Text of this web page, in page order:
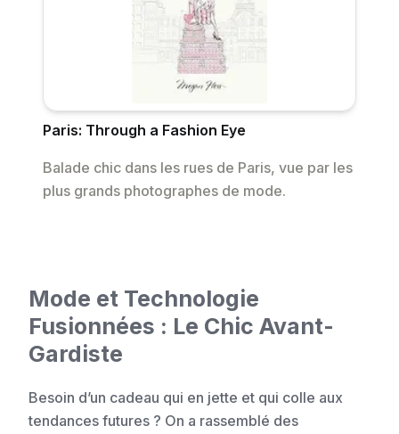
Paris: Through a Fashion Eye
Balade chic dans les rues de Paris, vue par les
plus grands photographes de mode.
Mode et Technologie
Fusionnées : Le Chic Avant-
Gardiste
Besoin d’un cadeau qui en jette et qui colle aux
tendances futures ? On a rassemblé des